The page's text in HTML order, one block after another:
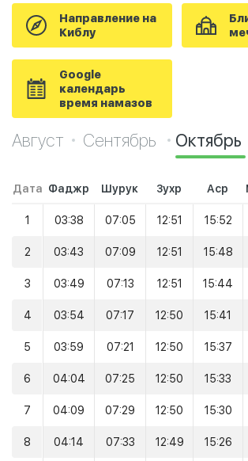
Направление на
Киблу
Google
календарь
время намазов
Август Сентябрь Октябрь
Дата Фаджр Шурук Зухр Аср
1 03:38 07:05 12:51 15:52
2 03:43 07:09 12:51 15:48
3 03:49 07:13 12:51 15:44
4 03:54 07:17 12:50 15:41
5 03:59 07:21 12:50 15:37
6 04:04 07:25 12:50 15:33
7 04:09 07:29 12:50 15:30
8 04:14 07:33 12:49 15:26